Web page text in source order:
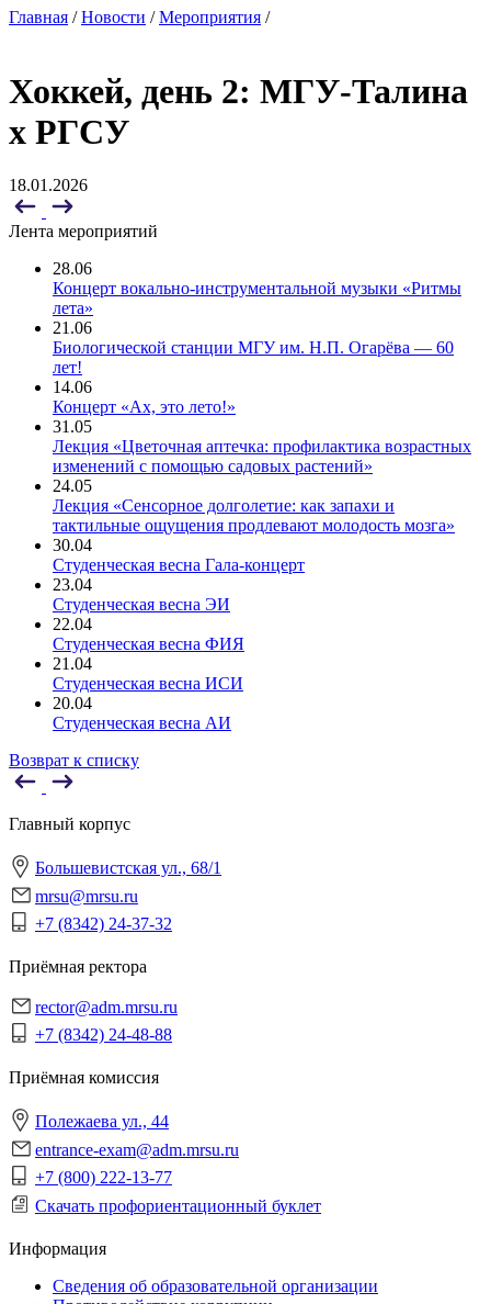
Главная /Новости /Мероприятия /
Хоккей, день 2: МГУ-Талина
x РГСУ
18.01.2026
Лента мероприятий
28.06
Концерт вокально-инструментальной музыки «Ритмы
лета»
21.06
Биологической станции МГУ им. Н.П. Огарёва — 60
лет!
14.06
Концерт «Ах, это лето!»
31.05
Лекция «Цветочная аптечка: профилактика возрастных
изменений с помощью садовых растений»
24.05
Лекция «Сенсорное долголетие: как запахи и
тактильные ощущения продлевают молодость мозга»
30.04
Студенческая весна Гала-концерт
23.04
Студенческая весна ЭИ
22.04
Студенческая весна ФИЯ
21.04
Студенческая весна ИСИ
20.04
Студенческая весна АИ
Возврат к списку
Главный корпус
Большевистская ул., 68/1
mrsu@mrsu.ru
+7 (8342) 24-37-32
Приёмная ректора
rector@adm.mrsu.ru
+7 (8342) 24-48-88
Приёмная комиссия
Полежаева ул., 44
entrance-exam@adm.mrsu.ru
+7 (800) 222-13-77
Скачать профориентационный буклет
Информация
Сведения об образовательной организации